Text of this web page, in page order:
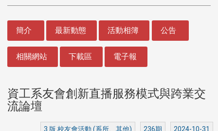
簡介 最新動態 活動相簿 公告
相關網站 下載區 電子報
資工系友會創新直播服務模式與跨業交
流論壇
3 版 校友會活動 (系所、其他) 236期 2024-10-31